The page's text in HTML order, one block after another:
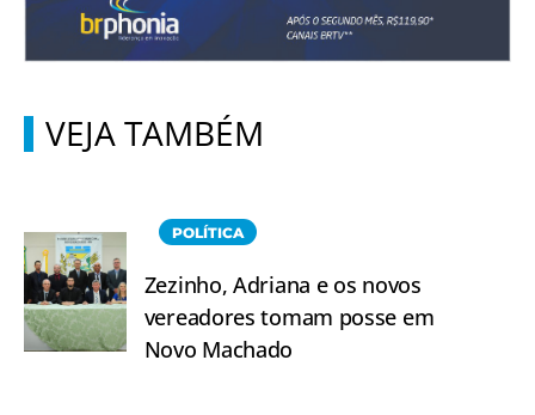
VEJA TAMBÉM
POLÍTICA
Zezinho, Adriana e os novos
vereadores tomam posse em
Novo Machado